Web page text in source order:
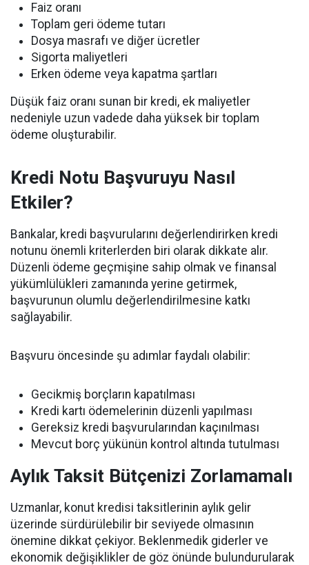
Faiz oranı
Toplam geri ödeme tutarı
Dosya masrafı ve diğer ücretler
Sigorta maliyetleri
Erken ödeme veya kapatma şartları
Düşük faiz oranı sunan bir kredi, ek maliyetler
nedeniyle uzun vadede daha yüksek bir toplam
ödeme oluşturabilir.
Kredi Notu Başvuruyu Nasıl
Etkiler?
Bankalar, kredi başvurularını değerlendirirken kredi
notunu önemli kriterlerden biri olarak dikkate alır.
Düzenli ödeme geçmişine sahip olmak ve finansal
yükümlülükleri zamanında yerine getirmek,
başvurunun olumlu değerlendirilmesine katkı
sağlayabilir.
Başvuru öncesinde şu adımlar faydalı olabilir:
Gecikmiş borçların kapatılması
Kredi kartı ödemelerinin düzenli yapılması
Gereksiz kredi başvurularından kaçınılması
Mevcut borç yükünün kontrol altında tutulması
Aylık Taksit Bütçenizi Zorlamamalı
Uzmanlar, konut kredisi taksitlerinin aylık gelir
üzerinde sürdürülebilir bir seviyede olmasının
önemine dikkat çekiyor. Beklenmedik giderler ve
ekonomik değişiklikler de göz önünde bulundurularak